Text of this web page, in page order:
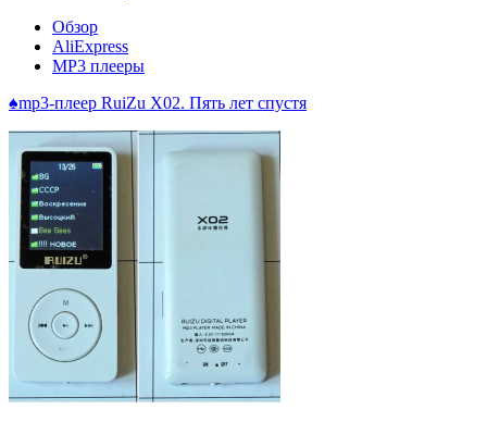
Обзор
AliExpress
MP3 плееры
♠mp3-плеер RuiZu X02. Пять лет спустя